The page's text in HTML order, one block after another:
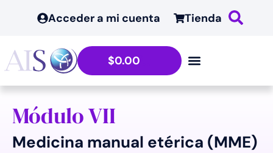
contenido
Acceder a mi cuenta Tienda
$0.00
Módulo VII
Medicina manual etérica (MME)